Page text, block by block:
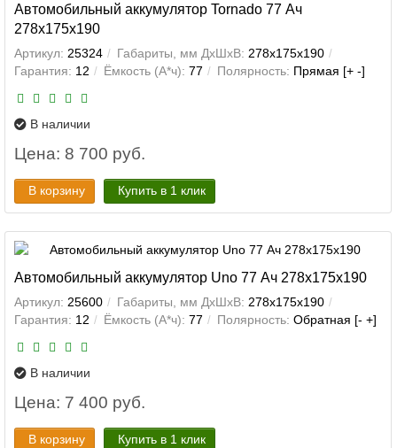
Автомобильный аккумулятор Tornado 77 Ач
278x175x190
Артикул: 25324 Габариты, мм ДхШхВ: 278x175x190
Гарантия: 12 Ёмкость (А*ч): 77 Полярность: Прямая [+ -]
В наличии
Цена: 8 700 руб.
В корзину Купить в 1 клик
Автомобильный аккумулятор Uno 77 Ач 278x175x190
Артикул: 25600 Габариты, мм ДхШхВ: 278x175x190
Гарантия: 12 Ёмкость (А*ч): 77 Полярность: Обратная [- +]
В наличии
Цена: 7 400 руб.
В корзину Купить в 1 клик